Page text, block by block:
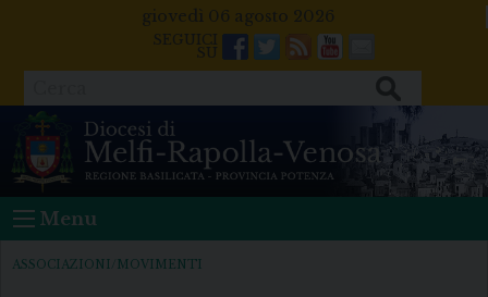
giovedì 06 agosto 2026
Facebook
Twitter
FeedsYoutube
Mail
Menu
ASSOCIAZIONI/MOVIMENTI